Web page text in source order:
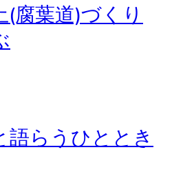
(腐葉道)づくり
語らうひととき